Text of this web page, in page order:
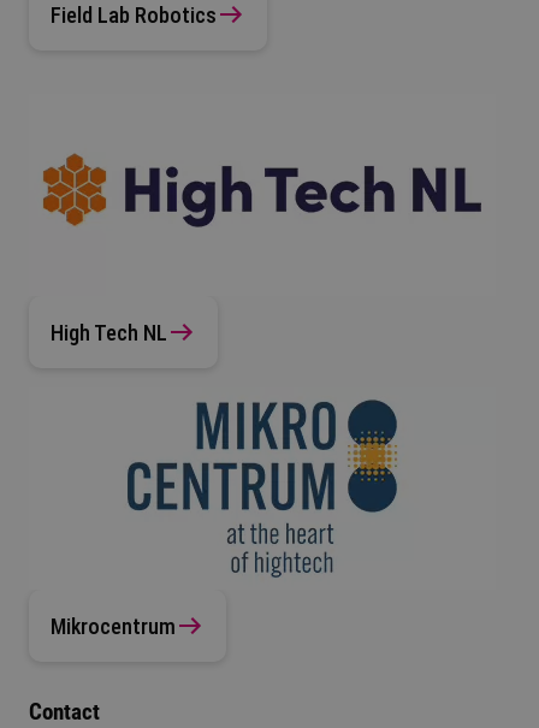
Field Lab Robotics
High Tech NL
Mikrocentrum
Contact